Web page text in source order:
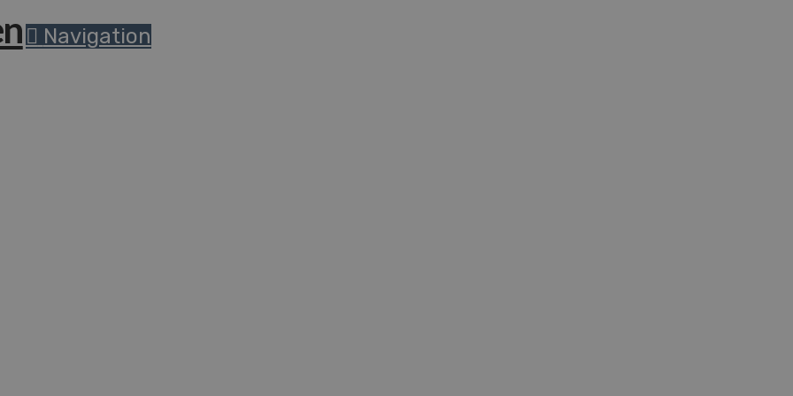
Navigation